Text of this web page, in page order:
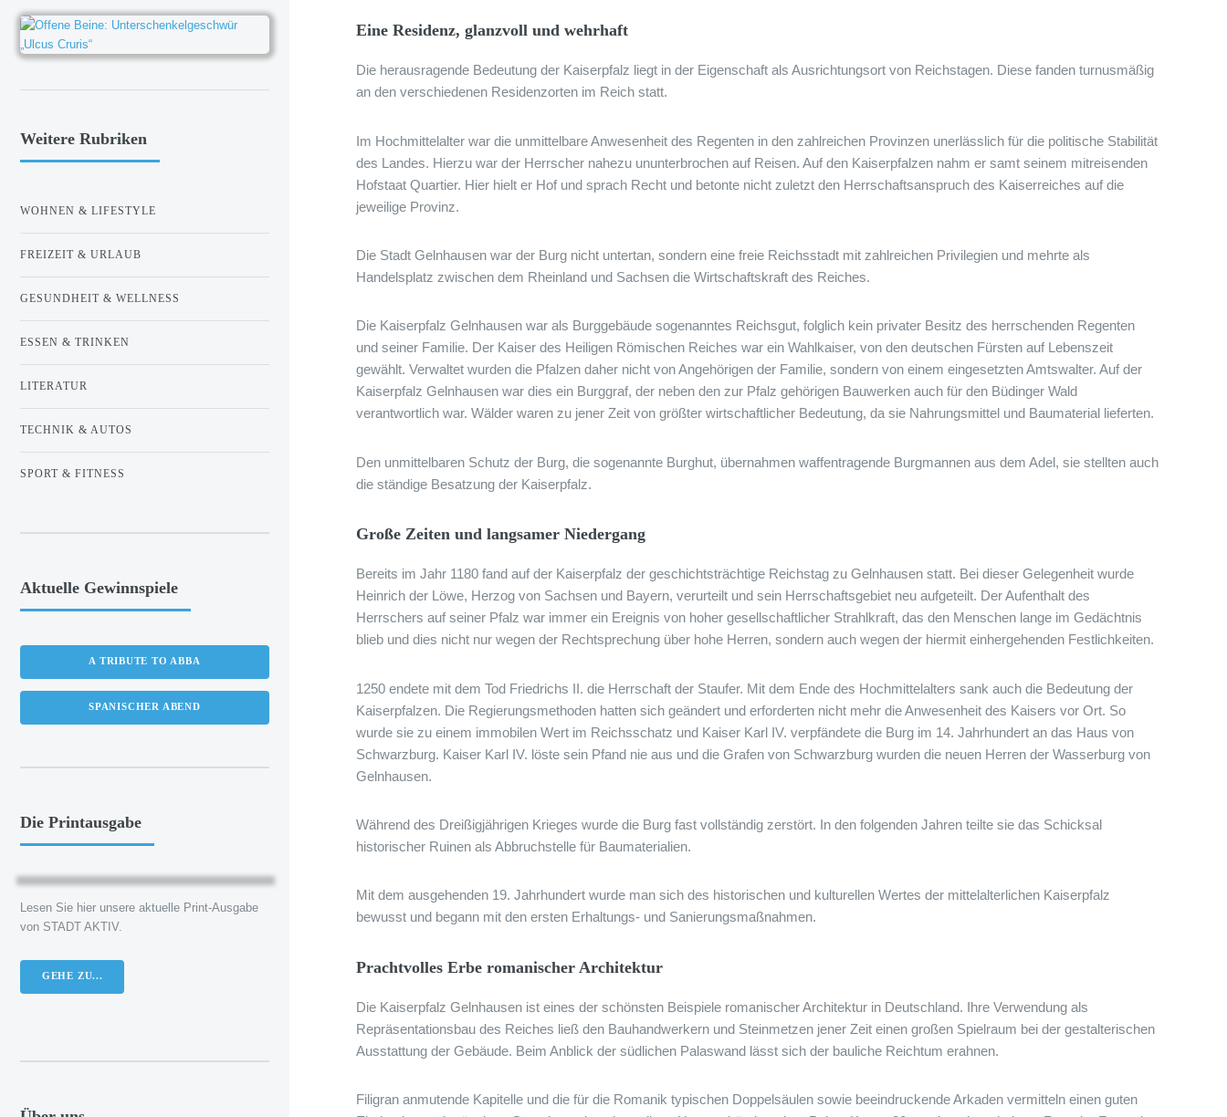
Eine Residenz, glanzvoll und wehrhaft
Die herausragende Bedeutung der Kaiserpfalz liegt in der Eigenschaft als Ausrichtungsort von Reichstagen. Diese fanden turnusmäßig
an den verschiedenen Residenzorten im Reich statt.
Im Hochmittelalter war die unmittelbare Anwesenheit des Regenten in den zahlreichen Provinzen unerlässlich für die politische Stabilität
des Landes. Hierzu war der Herrscher nahezu ununterbrochen auf Reisen. Auf den Kaiserpfalzen nahm er samt seinem mitreisenden
Hofstaat Quartier. Hier hielt er Hof und sprach Recht und betonte nicht zuletzt den Herrschaftsanspruch des Kaiserreiches auf die
jeweilige Provinz.
Die Stadt Gelnhausen war der Burg nicht untertan, sondern eine freie Reichsstadt mit zahlreichen Privilegien und mehrte als
Handelsplatz zwischen dem Rheinland und Sachsen die Wirtschaftskraft des Reiches.
Die Kaiserpfalz Gelnhausen war als Burggebäude sogenanntes Reichsgut, folglich kein privater Besitz des herrschenden Regenten
und seiner Familie. Der Kaiser des Heiligen Römischen Reiches war ein Wahlkaiser, von den deutschen Fürsten auf Lebenszeit
gewählt. Verwaltet wurden die Pfalzen daher nicht von Angehörigen der Familie, sondern von einem eingesetzten Amtswalter. Auf der
Kaiserpfalz Gelnhausen war dies ein Burggraf, der neben den zur Pfalz gehörigen Bauwerken auch für den Büdinger Wald
verantwortlich war. Wälder waren zu jener Zeit von größter wirtschaftlicher Bedeutung, da sie Nahrungsmittel und Baumaterial lieferten.
Den unmittelbaren Schutz der Burg, die sogenannte Burghut, übernahmen waffentragende Burgmannen aus dem Adel, sie stellten auch
die ständige Besatzung der Kaiserpfalz.
Große Zeiten und langsamer Niedergang
Bereits im Jahr 1180 fand auf der Kaiserpfalz der geschichtsträchtige Reichstag zu Gelnhausen statt. Bei dieser Gelegenheit wurde
Heinrich der Löwe, Herzog von Sachsen und Bayern, verurteilt und sein Herrschaftsgebiet neu aufgeteilt. Der Aufenthalt des
Herrschers auf seiner Pfalz war immer ein Ereignis von hoher gesellschaftlicher Strahlkraft, das den Menschen lange im Gedächtnis
blieb und dies nicht nur wegen der Rechtsprechung über hohe Herren, sondern auch wegen der hiermit einhergehenden Festlichkeiten.
1250 endete mit dem Tod Friedrichs II. die Herrschaft der Staufer. Mit dem Ende des Hochmittelalters sank auch die Bedeutung der
Kaiserpfalzen. Die Regierungsmethoden hatten sich geändert und erforderten nicht mehr die Anwesenheit des Kaisers vor Ort. So
wurde sie zu einem immobilen Wert im Reichsschatz und Kaiser Karl IV. verpfändete die Burg im 14. Jahrhundert an das Haus von
Schwarzburg. Kaiser Karl IV. löste sein Pfand nie aus und die Grafen von Schwarzburg wurden die neuen Herren der Wasserburg von
Gelnhausen.
Während des Dreißigjährigen Krieges wurde die Burg fast vollständig zerstört. In den folgenden Jahren teilte sie das Schicksal
historischer Ruinen als Abbruchstelle für Baumaterialien.
Mit dem ausgehenden 19. Jahrhundert wurde man sich des historischen und kulturellen Wertes der mittelalterlichen Kaiserpfalz
bewusst und begann mit den ersten Erhaltungs- und Sanierungsmaßnahmen.
Prachtvolles Erbe romanischer Architektur
Die Kaiserpfalz Gelnhausen ist eines der schönsten Beispiele romanischer Architektur in Deutschland. Ihre Verwendung als
Repräsentationsbau des Reiches ließ den Bauhandwerkern und Steinmetzen jener Zeit einen großen Spielraum bei der gestalterischen
Ausstattung der Gebäude. Beim Anblick der südlichen Palaswand lässt sich der bauliche Reichtum erahnen.
Filigran anmutende Kapitelle und die für die Romanik typischen Doppelsäulen sowie beeindruckende Arkaden vermitteln einen guten
Weitere Rubriken
WOHNEN & LIFESTYLE
FREIZEIT & URLAUB
GESUNDHEIT & WELLNESS
ESSEN & TRINKEN
LITERATUR
TECHNIK & AUTOS
SPORT & FITNESS
Aktuelle Gewinnspiele
A TRIBUTE TO ABBA
SPANISCHER ABEND
Die Printausgabe
Lesen Sie hier unsere aktuelle Print-Ausgabe
von STADT AKTIV.
GEHE ZU...